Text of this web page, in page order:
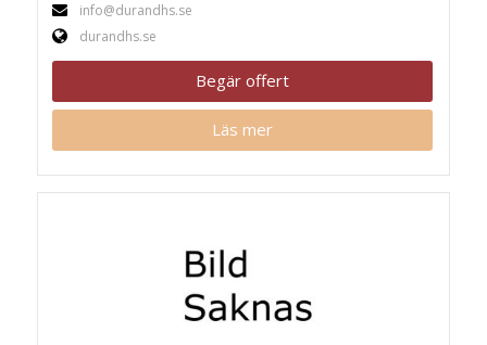
info@durandhs.se
durandhs.se
Begär offert
Läs mer